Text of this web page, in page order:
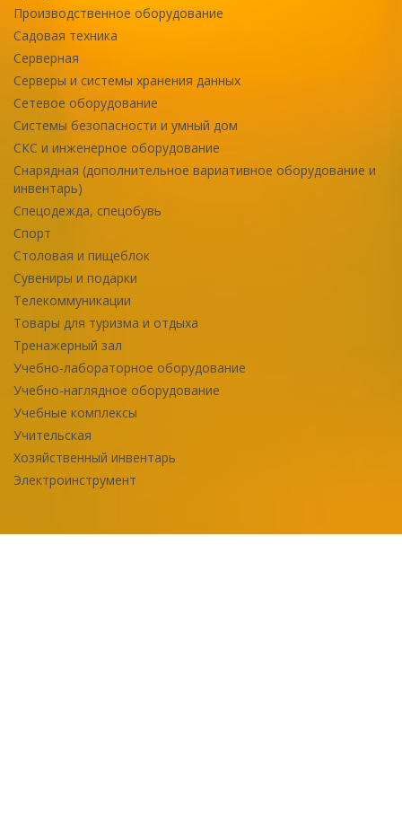
Производственное оборудование
Садовая техника
Серверная
Серверы и системы хранения данных
Сетевое оборудование
Системы безопасности и умный дом
СКС и инженерное оборудование
Снарядная (дополнительное вариативное оборудование и
инвентарь)
Спецодежда, спецобувь
Спорт
Столовая и пищеблок
Сувениры и подарки
Телекоммуникации
Товары для туризма и отдыха
Тренажерный зал
Учебно-лабораторное оборудование
Учебно-наглядное оборудование
Учебные комплексы
Учительская
Хозяйственный инвентарь
Электроинструмент